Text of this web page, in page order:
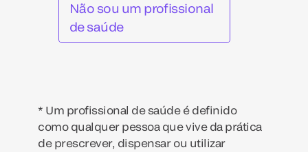
Não sou um profissional
de saúde
* Um profissional de saúde é definido
como qualquer pessoa que vive da prática
de prescrever, dispensar ou utilizar